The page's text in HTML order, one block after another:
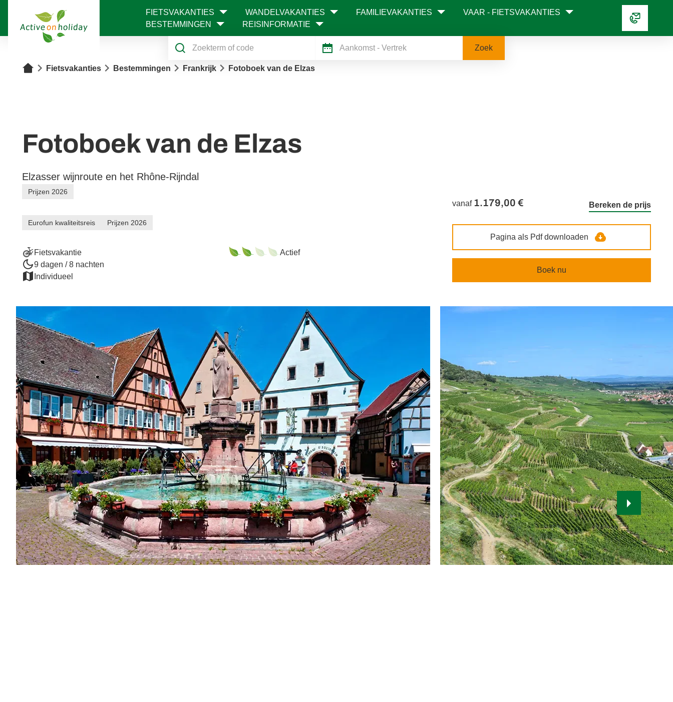
FIETSVAKANTIES WANDELVAKANTIES FAMILIEVAKANTIES
VAAR - FIETSVAKANTIES
BESTEMMINGEN
REISINFORMATIE
Aankomst - Vertrek Zoek
Home Fietsvakanties Bestemmingen Frankrijk Fotoboek van de Elzas
Fotoboek van de Elzas
Elzasser wijnroute en het Rhône-Rijndal
Prijzen 2026
Fietsvakantie
9 dagen / 8 nachten
Individueel
Eurofun kwaliteitsreis Prijzen 2026
Actief
vanaf 1.179,00 € Bereken de prijs
Pagina als Pdf downloaden
Boek nu